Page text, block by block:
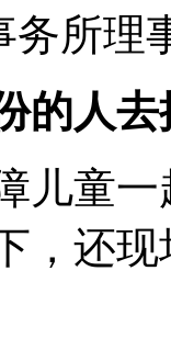
务所理
的人去
儿童
，还